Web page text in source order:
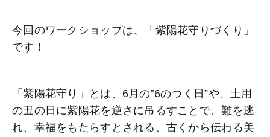
今回のワークショップは、「紫陽花守りづくり」
です！
「紫陽花守り」とは、6月の‟6のつく日”や、土用
の丑の日に紫陽花を逆さに吊るすことで、難を逃
れ、幸福をもたらすとされる、古くから伝わる美